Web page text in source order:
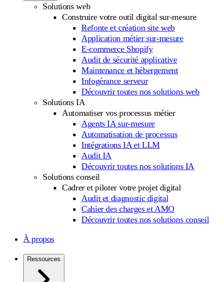
Solutions web
Construire votre outil digital sur-mesure
Refonte et création site web
Application métier sur-mesure
E-commerce Shopify
Audit de sécurité applicative
Maintenance et hébergement
Infogérance serveur
Découvrir toutes nos solutions web
Solutions IA
Automatiser vos processus métier
Agents IA sur-mesure
Automatisation de processus
Intégrations IA et LLM
Audit IA
Découvrir toutes nos solutions IA
Solutions conseil
Cadrer et piloter votre projet digital
Audit et diagnostic digital
Cahier des charges et AMO
Découvrir toutes nos solutions conseil
À propos
Ressources